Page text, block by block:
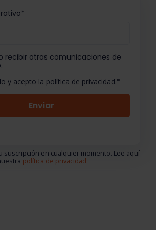
*
recibir otras comunicaciones de
y acepto la política de privacidad.*
suscripción en cualquier momento. Lee aquí
política de privacidad